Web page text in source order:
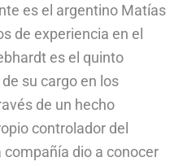
es el argentino Matías
de experiencia en el
es el quinto
su cargo en los
de un hecho
controlador del
dio a conocer